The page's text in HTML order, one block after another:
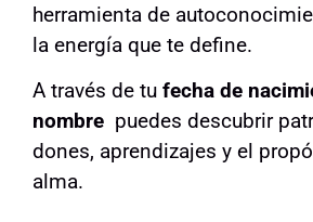
herramienta de
la energía que te define.
A través de tu fecha de
nombre puedes descubrir
dones, aprendizajes y el
alma.